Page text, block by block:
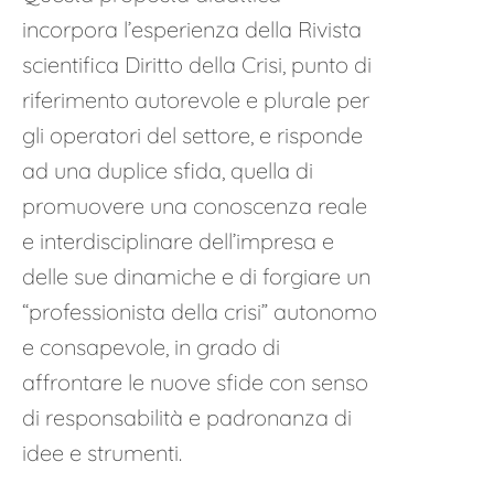
incorpora l’esperienza della Rivista
scientifica Diritto della Crisi, punto di
riferimento autorevole e plurale per
gli operatori del settore, e risponde
ad una duplice sfida, quella di
promuovere una conoscenza reale
e interdisciplinare dell’impresa e
delle sue dinamiche e di forgiare un
“professionista della crisi” autonomo
e consapevole, in grado di
affrontare le nuove sfide con senso
di responsabilità e padronanza di
idee e strumenti.